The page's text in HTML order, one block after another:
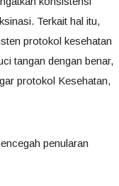
Terkait hal itu,
protokol kesehatan
tangan dengan benar,
protokol Kesehatan,
penularan